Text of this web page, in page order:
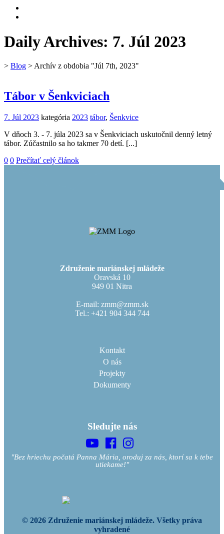
Daily Archives: 7. Júl 2023
> Blog > Archív z obdobia "Júl 7th, 2023"
Tábor v Šenkviciach
7. Júl 2023 kategória 2023 tábor, Šenkvice
V dňoch 3. - 7. júla 2023 sa v Šenkviciach uskutočnil denný letný
tábor. Zúčastnilo sa ho takmer 70 detí. [...]
0 0 Prečítať celý článok
Združenie mariánskej mládeže
Oravská 10
949 01 Nitra
E-mail: zmm@zmm.sk
Tel.: +421 904 344 744
Kontakt
O nás
Projekty
Dokumenty
Sledujte nás
"Bez hriechu počatá Panna Mária, oroduj za nás, ktorí sa k tebe
utiekame!"
© 2026 Združenie mariánskej mládeže. Všetky práva
vyhradené